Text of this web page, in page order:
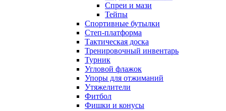
Спреи и мази
Тейпы
Спортивные бутылки
Степ-платформа
Тактическая доска
Тренировочный инвентарь
Турник
Угловой флажок
Упоры для отжиманий
Утяжелители
Фитбол
Фишки и конусы